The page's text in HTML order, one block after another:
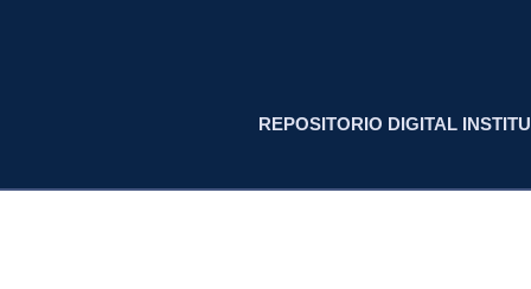
REPOSITORIO DIGITAL